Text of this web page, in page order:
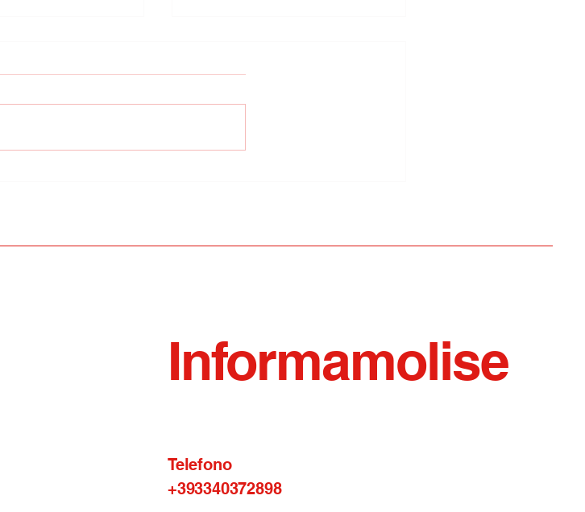
nazionale
Informamolise
Telefono
+393340372898